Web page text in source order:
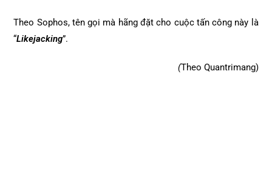
Theo Sophos, tên gọi mà hãng đặt cho cuộc tấn công này là
“Likejacking”.
(Theo Quantrimang)